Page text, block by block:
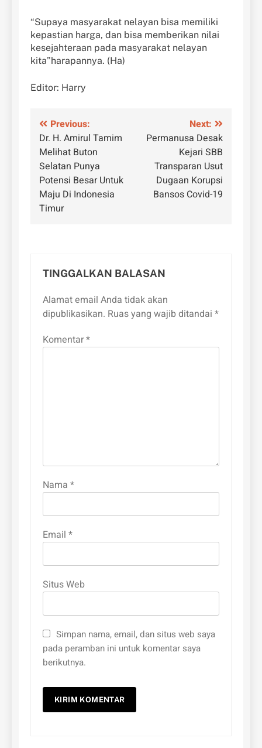
“Supaya masyarakat nelayan bisa memiliki
kepastian harga, dan bisa memberikan nilai
kesejahteraan pada masyarakat nelayan
kita”harapannya. (Ha)
Editor: Harry
Navigasi
pos
Previous:
Dr. H. Amirul Tamim
Melihat Buton
Selatan Punya
Potensi Besar Untuk
Maju Di Indonesia
Timur
Next:
Permanusa Desak
Kejari SBB
Transparan Usut
Dugaan Korupsi
Bansos Covid-19
TINGGALKAN BALASAN
Alamat email Anda tidak akan
dipublikasikan. Ruas yang wajib ditandai *
Komentar*
Nama *
Email *
Situs Web
Simpan nama, email, dan situs web saya
pada peramban ini untuk komentar saya
berikutnya.